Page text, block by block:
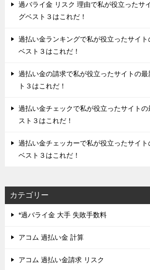
過バライ金 リスク 理由で私が役立ったサ
グベスト３はこれだ！
過払い金ランキングで私が役立ったサイ
ベスト３はこれだ！
過払い金の請求で私が役立ったサイトの最
ト３はこれだ！
過払い金チェックで私が役立ったサイト
スト３はこれだ！
過払い金チェッカーで私が役立ったサイ
ベスト３はこれだ！
カテゴリー
*過バライ金 大手 失敗手数料
アコム 過払い金 計算
アコム 過払い金請求 リスク